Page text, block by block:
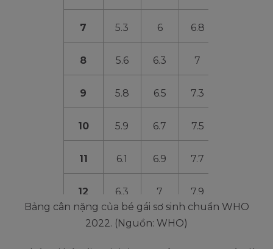
7 5.3 6 6.8
8 5.6 6.3 7
9 5.8 6.5 7.3
10 5.9 6.7 7.5
11 6.1 6.9 7.7
12 6.3 7 7.9
Bảng cân nặng của bé gái sơ sinh chuẩn WHO
2022. (Nguồn: WHO)